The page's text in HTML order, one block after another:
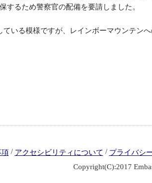
るため警察官の配備を要請しました。
いる模様ですが、レインボーマウンテン
項 / アクセシビリティについて / プライバシ
Copyright(C):2017